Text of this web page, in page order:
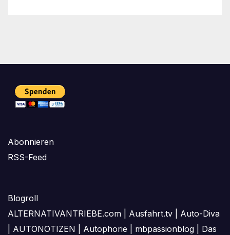
Abonnieren
RSS-Feed
Blogroll
ALTERNATIVANTRIEBE.com
Ausfahrt.tv
Auto-Diva
AUTONOTIZEN Autophorie mbpassionblog
Das